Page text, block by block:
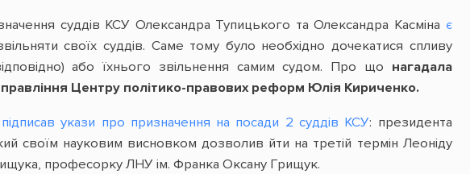
суддів КСУ Олександра Тупицького та Олександра Касміна є
своїх суддів. Саме тому було необхідно дочекатися спливу
або їхнього звільнення самим судом. Про що нагадала
Центру політико-правових реформ Юлія Кириченко.
підписав укази про призначення на посади 2 суддів КСУ: президента
своїм науковим висновком дозволив йти на третій термін Леоніду
професорку ЛНУ ім. Франка Оксану Грищук.